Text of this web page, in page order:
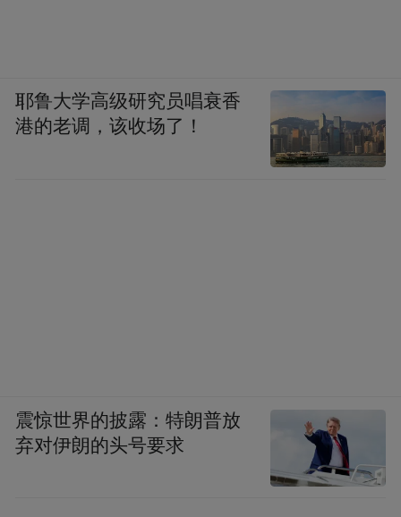
耶鲁大学高级研究员唱衰香
港的老调，该收场了！
震惊世界的披露：特朗普放
弃对伊朗的头号要求